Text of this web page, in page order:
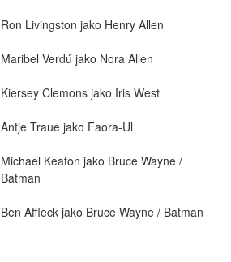
Ron Livingston jako Henry Allen
Maribel Verdú jako Nora Allen
Kiersey Clemons jako Iris West
Antje Traue jako Faora-Ul
Michael Keaton jako Bruce Wayne /
Batman
Ben Affleck jako Bruce Wayne / Batman